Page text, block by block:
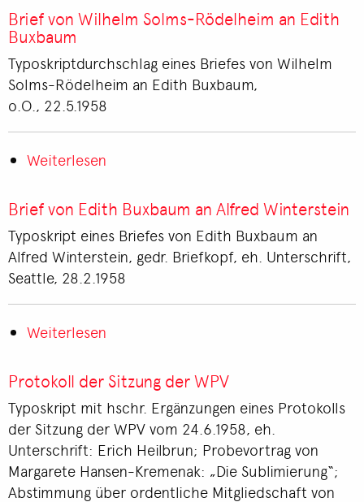
von
Buxbaum
an
Wilhelm
Rödelheim
Brief von Wilhelm Solms-Rödelheim an Edith
Buxbaum
Typoskriptdurchschlag eines Briefes von Wilhelm
Solms-Rödelheim an Edith Buxbaum,
o.O., 22.5.1958
Weiterlesen
von
Solms-
Rödelheim
an
Edith
Brief von Edith Buxbaum an Alfred Winterstein
Typoskript eines Briefes von Edith Buxbaum an
Alfred Winterstein, gedr. Briefkopf, eh. Unterschrift,
Seattle, 28.2.1958
Weiterlesen
von
Buxbaum
an
Alfred
Winterstein
Protokoll der Sitzung der WPV
Typoskript mit hschr. Ergänzungen eines Protokolls
der Sitzung der WPV vom 24.6.1958, eh.
Unterschrift: Erich Heilbrun; Probevortrag von
Margarete Hansen-Kremenak: „Die Sublimierung“;
Abstimmung über ordentliche Mitgliedschaft von